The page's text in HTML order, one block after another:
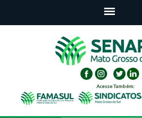
Acesse Também: